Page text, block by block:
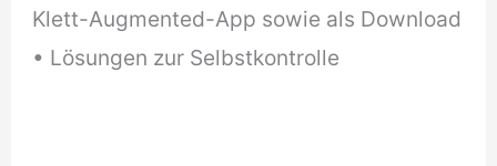
Klett-Augmented-App sowie als Download
• Lösungen zur Selbstkontrolle